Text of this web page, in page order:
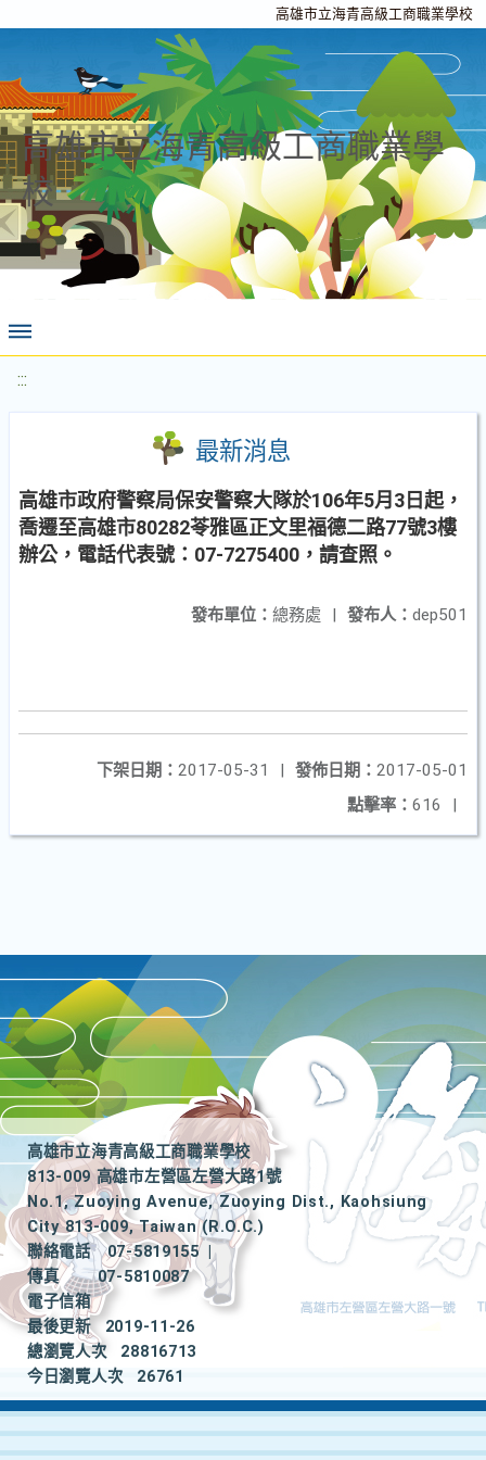
高雄市立海青高級工商職業學校
高雄市立海青高級工商職業學
校
:::
最新消息
高雄市政府警察局保安警察大隊於106年5月3日起，
喬遷至高雄市80282苓雅區正文里福德二路77號3樓
辦公，電話代表號：07-7275400，請查照。
發布人： dep501
發布單位： 總務處 |
發佈日期： 2017-05-01
下架日期： 2017-05-31
|
點擊率： 616 |
高雄市立海青高級工商職業學校
813-009 高雄市左營區左營大路1號
No.1, Zuoying Avenue, Zuoying Dist., Kaohsiung
City 813-009, Taiwan (R.O.C.)
聯絡電話
07-5819155
|
傳真
07-5810087
電子信箱
最後更新
2019-11-26
總瀏覽人次
28816713
今日瀏覽人次
26761